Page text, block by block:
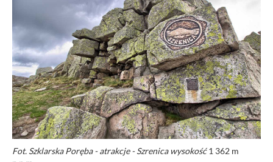
Fot. Szklarska Poręba - atrakcje - Szrenica wysokość1 362 m